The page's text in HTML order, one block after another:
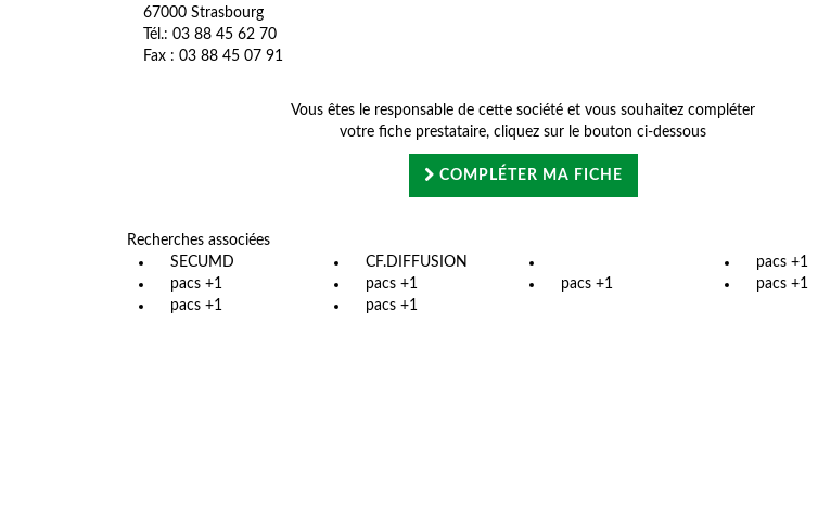
67000 Strasbourg
Tél.: 03 88 45 62 70
Fax : 03 88 45 07 91
Vous êtes le responsable de cette société et vous souhaitez compléter
votre fiche prestataire, cliquez sur le bouton ci-dessous
COMPLÉTER MA FICHE
Recherches associées
SECUMD
CF.DIFFUSION
pacs +1
pacs +1
pacs +1 pacs +1
pacs +1
pacs +1
pacs +1